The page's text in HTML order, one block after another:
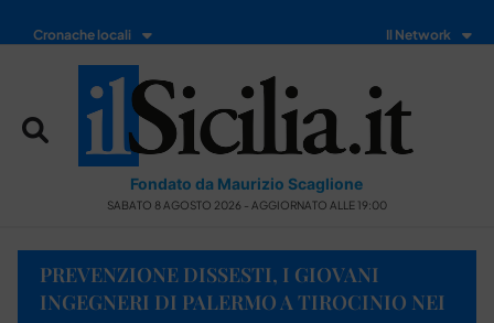
Cronache locali Il Network
Fondato da Maurizio Scaglione
SABATO 8 AGOSTO 2026 - AGGIORNATO ALLE 19:00
PREVENZIONE DISSESTI, I GIOVANI
INGEGNERI DI PALERMO A TIROCINIO NEI